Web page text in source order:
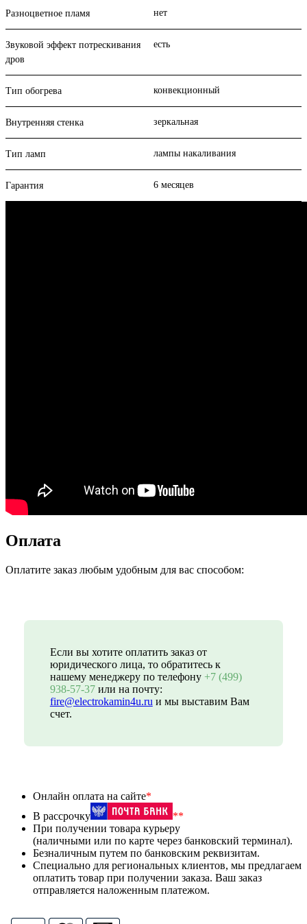
Разноцветное пламя нет
Звуковой эффект потрескивания
дров
есть
Тип обогрева конвекционный
Внутренняя стенка зеркальная
Тип ламп лампы накаливания
Гарантия 6 месяцев
Оплата
Оплатите заказ любым удобным для вас способом:
Если вы хотите оплатить заказ от
юридического лица, то обратитесь к
нашему менеджеру по телефону +7 (499)
938-57-37или на почту:
fire@electrokamin4u.ru и мы выставим Вам
счет.
Онлайн оплата на сайте*
В рассрочку
**
При получении товара курьеру
(наличными или по карте через банковский терминал).
Безналичным путем по банковским реквизитам.
Специально для региональных клиентов, мы предлагаем
оплатить товар при получении заказа. Ваш заказ
отправляется наложенным платежом.